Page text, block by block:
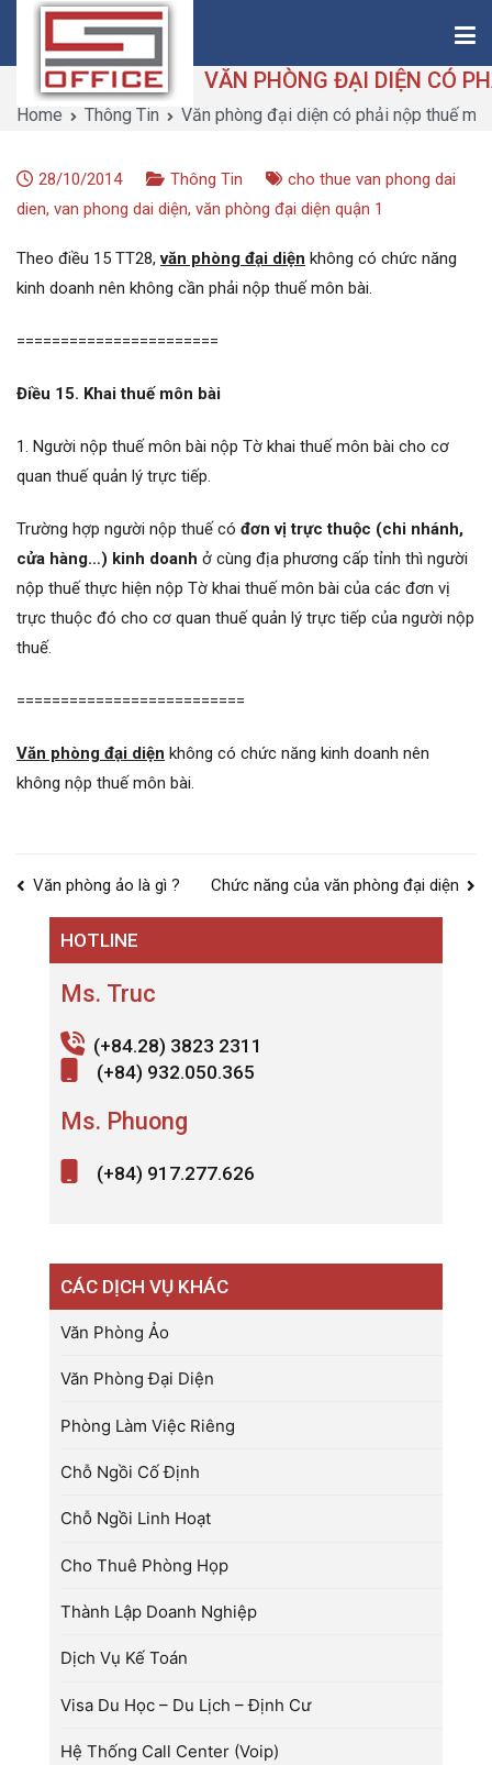
content
Saigon-Office
Saving Is Solution
Home Thông Tin Văn phòng đại diện có phải nộp thuế
28/10/2014 Thông Tin
cho thue van phong dai
dien, van phong dai diện, văn phòng đại diện quận 1
Theo điều 15 TT28,văn phòng đại diện không có chức năng
kinh doanh nên không cần phải nộp thuế môn bài.
=======================
Điều 15. Khai thuế môn bài
1. Người nộp thuế môn bài nộp Tờ khai thuế môn bài cho cơ
quan thuế quản lý trực tiếp.
Trường hợp người nộp thuế có đơn vị trực thuộc (chi nhánh,
cửa hàng…) kinh doanh ở cùng địa phương cấp tỉnh thì người
nộp thuế thực hiện nộp Tờ khai thuế môn bài của các đơn vị
trực thuộc đó cho cơ quan thuế quản lý trực tiếp của người nộp
thuế.
==========================
Văn phòng đại diện không có chức năng kinh doanh nên
không nộp thuế môn bài.
Điều
hướng
Văn phòng ảo là gì ? Chức năng của văn phòng đại diện
HOTLINE
Ms. Truc
(+84.28) 3823 2311
(+84) 932.050.365
Ms. Phuong
(+84) 917.277.626
CÁC DỊCH VỤ KHÁC
Văn Phòng Ảo
Văn Phòng Đại Diện
Phòng Làm Việc Riêng
Chỗ Ngồi Cố Định
Chỗ Ngồi Linh Hoạt
Cho Thuê Phòng Họp
Thành Lập Doanh Nghiệp
Dịch Vụ Kế Toán
Visa Du Học – Du Lịch – Định Cư
Hệ Thống Call Center (Voip)